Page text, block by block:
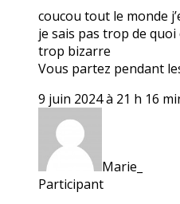
coucou tout le monde
je sais pas trop de
trop bizarre
Vous partez pendant
9 juin 2024 à 21 h 16
Marie_
Participant